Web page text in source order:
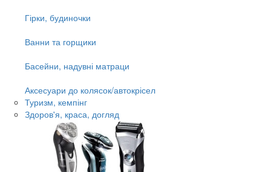
Гірки, будиночки
Ванни та горщики
Басейни, надувні матраци
Аксесуари до колясок/автокрісел
Туризм, кемпінг
Здоров'я, краса, догляд